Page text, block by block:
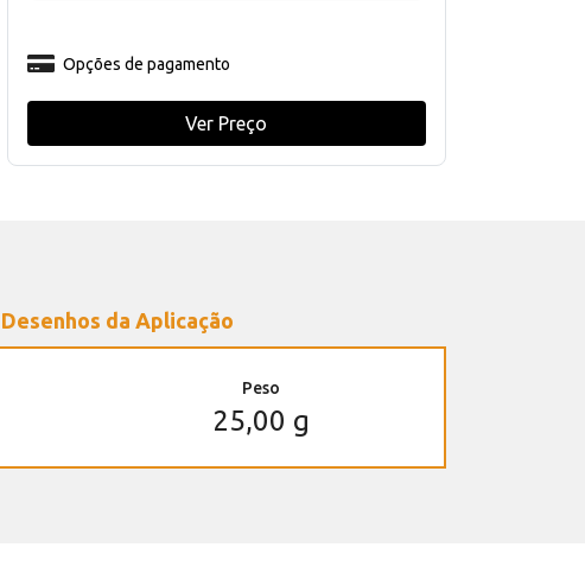
Opções de pagamento
Ver Preço
Desenhos da Aplicação
Peso
25,00 g